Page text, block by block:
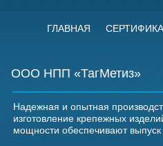
ГЛАВНАЯ
ООО НПП «ТагМетиз»
Надежная и опытная
изготовление крепежных
мощности обеспечивают выпуск